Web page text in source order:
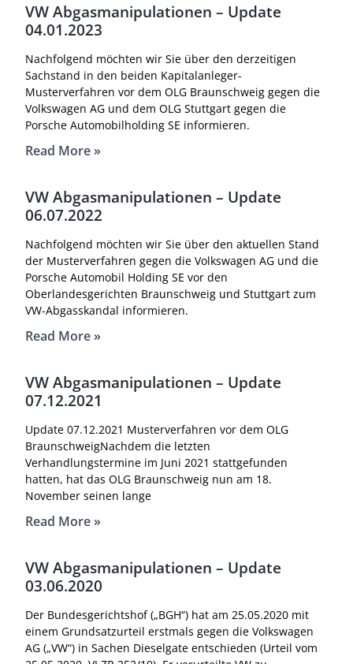
VW Abgasmanipulationen – Update
04.01.2023
Nachfolgend möchten wir Sie über den derzeitigen
Sachstand in den beiden Kapitalanleger-
Musterverfahren vor dem OLG Braunschweig gegen die
Volkswagen AG und dem OLG Stuttgart gegen die
Porsche Automobilholding SE informieren.
Read More »
VW Abgasmanipulationen – Update
06.07.2022
Nachfolgend möchten wir Sie über den aktuellen Stand
der Musterverfahren gegen die Volkswagen AG und die
Porsche Automobil Holding SE vor den
Oberlandesgerichten Braunschweig und Stuttgart zum
VW-Abgasskandal informieren.
Read More »
VW Abgasmanipulationen – Update
07.12.2021
Update 07.12.2021 Musterverfahren vor dem OLG
BraunschweigNachdem die letzten
Verhandlungstermine im Juni 2021 stattgefunden
hatten, hat das OLG Braunschweig nun am 18.
November seinen lange
Read More »
VW Abgasmanipulationen – Update
03.06.2020
Der Bundesgerichtshof („BGH“) hat am 25.05.2020 mit
einem Grundsatzurteil erstmals gegen die Volkswagen
AG („VW“) in Sachen Dieselgate entschieden (Urteil vom